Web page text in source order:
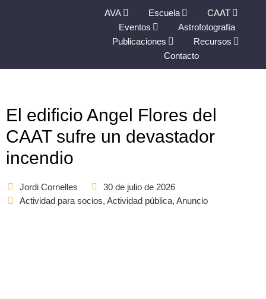
AVA Escuela
CAAT
Eventos
Astrofotografía
Publicaciones
Recursos
Contacto
El edificio Angel Flores del
CAAT sufre un devastador
incendio
Jordi Cornelles
30 de julio de 2026
Actividad para socios, Actividad pública, Anuncio